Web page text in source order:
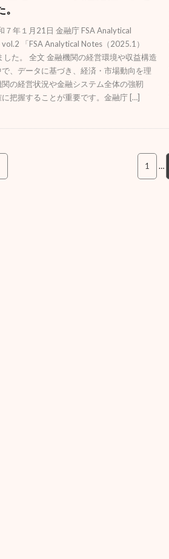
７年１月21日 金融庁 FSA Analytical
「FSA Analytical Notes（2025.1）
た。 全文 金融機関の経営環境や収益構造
、データに基づき、経済・市場動向を理
の経営状況や金融システム全体の強靭
把握することが重要です。金融庁 […]
1 …